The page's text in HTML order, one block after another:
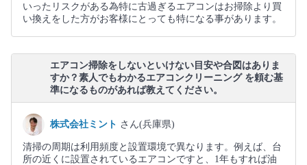
いったリスクがある為特に古過ぎるエアコンはお掃除より買
い換えをした方がお客様にとっても特になる事があります。
エアコン掃除をしないといけない目安や合図はありま
すか？素人でもわかるエアコンクリーニング を頼む基
準になるものがあれば教えてください。
株式会社ミント さん(兵庫県)
清掃の周期は利用頻度と設置環境で異なります。例えば、台
所の近くに設置されているエアコンですと、1年もすれば油